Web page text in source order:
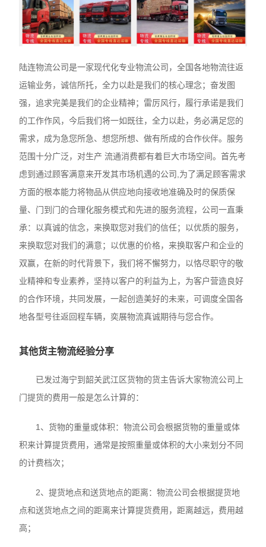
陆连物流公司是一家现代化专业物流公司，全国各地物流往返
运输业务，诚信所托，全力以赴是我们的核心理念；奋发图
强，追求完美是我们的企业精神；雷厉风行，履行承诺是我们
的工作作风，今后我们将一如既往，全力以赴，务必满足您的
需求，成为急您所急、想您所想、做有所成的合作伙伴。服务
范围十分广泛，对生产 流通消费都有着巨大市场空间。首先考
虑到通过顾客满意来开发其市场机遇的公司,为了满足顾客需求
方面的根本能力将物品从供应地向接收地准确及时的保质保
量、门到门的合理化服务模式和先进的服务流程，公司一直秉
承：以真诚的信念，来换取您对我们的信任；以优质的服务，
来换取您对我们的满意；以优惠的价格，来换取客户和企业的
双赢，在新的时代背景下，我们将不懈努力，以恪尽职守的敬
业精神和专业素养，坚持以客户的利益为上，为客户营造良好
的合作环境，共同发展，一起创造美好的未来，可调度全国各
地各型号往返回程车辆，奕展物流真诚期待与您合作。
其他货主物流经验分享
已发过海宁到韶关武江区货物的货主告诉大家物流公司上
门提货的费用一般是怎么计算的：
1、货物的重量或体积：物流公司会根据货物的重量或体
积来计算提货费用，通常是按照重量或体积的大小来划分不同
的计费档次；
2、提货地点和送货地点的距离：物流公司会根据提货地
点和送货地点之间的距离来计算提货费用，距离越远，费用越
高；